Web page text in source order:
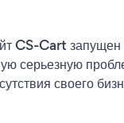
CS-Cart запущен
серьезную
своего